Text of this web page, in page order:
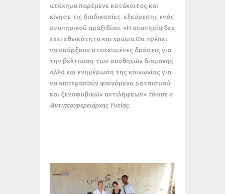
ατύχημα παρέμενε κατάκοιτος και
κίνησε τις διαδικασίες εξεύρεσης ενός
αναπηρικού αμαξιδίου. «Η αναπηρία δεν
έχει εθνικότητα και χρώμα.Θα πρέπει
να υπάρξουν στοχευμένες δράσεις για
την βελτίωση των συνθηκών διαμονής
αλλά και ενημέρωση της κοινωνίας για
να αποτραπούν φαινόμενα ρατσισμού
και ξενοφοβικών αντιλήψεων» τόνισε ο
Αντιπεριφερειάρχης Υγείας.